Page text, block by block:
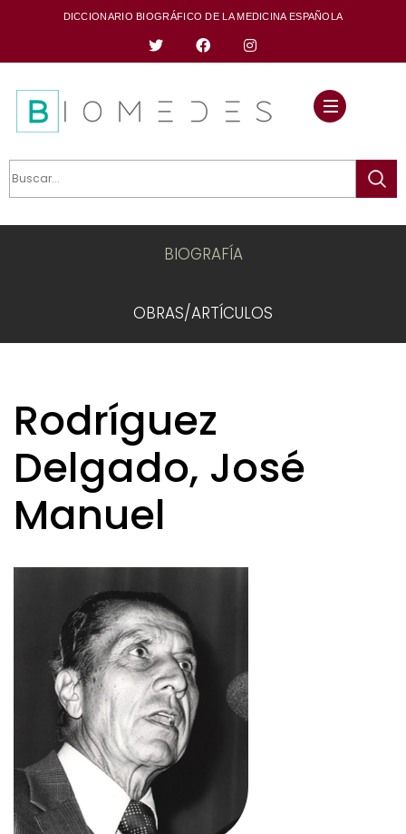
DICCIONARIO BIOGRÁFICO DE LA MEDICINA ESPAÑOLA
BIOGRAFÍA
OBRAS/ARTÍCULOS
Rodríguez
Delgado, José
Manuel